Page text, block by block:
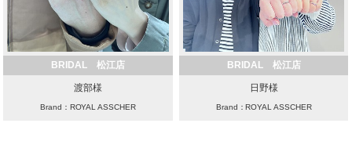
BRIDAL 松江店
渡部様
Brand：ROYAL ASSCHER
BRIDAL 松江店
日野様
Brand：ROYAL ASSCHER